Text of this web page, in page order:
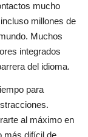
mucho
millones de
Muchos
integrados
del idioma.
para
al máximo en